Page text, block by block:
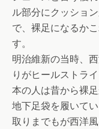
ル部分にクッショ
で、裸足になるか
す。
明治維新の当時、
りがヒールストラ
本の人は昔から裸
地下足袋を履いて
取りまでもが西洋